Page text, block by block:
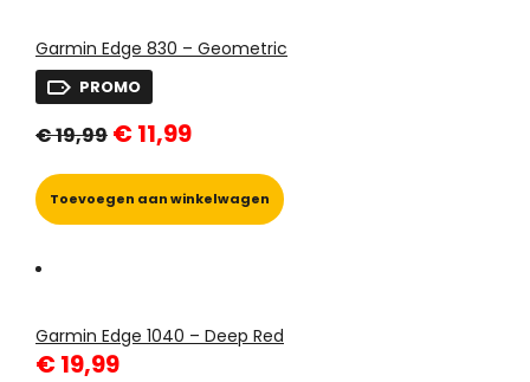
Garmin Edge 830 – Geometric
PROMO
€19,99 prijs
€ 19,99.
€11,99prijs
€ 11,99.
Toevoegen aan winkelwagen
Garmin Edge 1040 – Deep Red
€19,99